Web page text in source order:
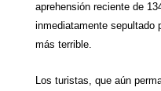
aprehensión reciente de
inmediatamente sepultado
más terrible.
Los turistas, que aún